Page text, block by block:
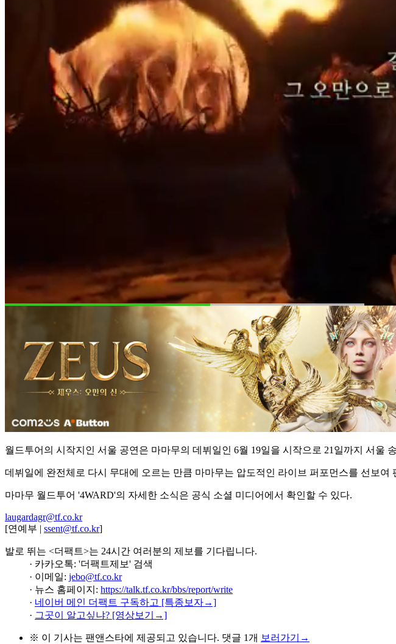
월드투어의 시작지인 서울 공연은 마마무의 데뷔일인 6월 19일을 시작으로 21일까지 서울
데뷔일에 완전체로 다시 무대에 오르는 만큼 마마무는 압도적인 라이브 퍼포먼스를 선보
마마무 월드투어 '4WARD'의 자세한 소식은 공식 소셜 미디어에서 확인할 수 있다.
laugardagr@tf.co.kr
[연예부 | ssent@tf.co.kr]
발로 뛰는 <더팩트>는 24시간 여러분의 제보를 기다립니다.
· 카카오톡: '더팩트제보' 검색
· 이메일: jebo@tf.co.kr
· 뉴스 홈페이지: https://talk.tf.co.kr/bbs/report/write
· 네이버 메인 더팩트 구독하고 [특종보자→]
· 그곳이 알고싶냐? [영상보기→]
※ 이 기사는 팬앤스타에 제공되고 있습니다. 댓글 1개 보러가기→